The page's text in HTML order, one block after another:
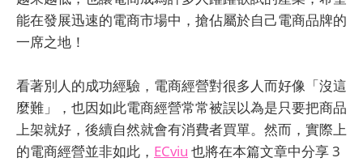
能在發展迅速的電商市場中，搶佔屬於自己電商品牌的
一席之地！
看著別人的成功經驗，電商經營對很多人而好像「沒這
麼難」，也因如此電商經營常常被誤以為是只要把商品
上架就好，後續自然就會有消費者買單。然而，實際上
的電商經營並非如此， ECviu 也將在本篇文章中分享 3